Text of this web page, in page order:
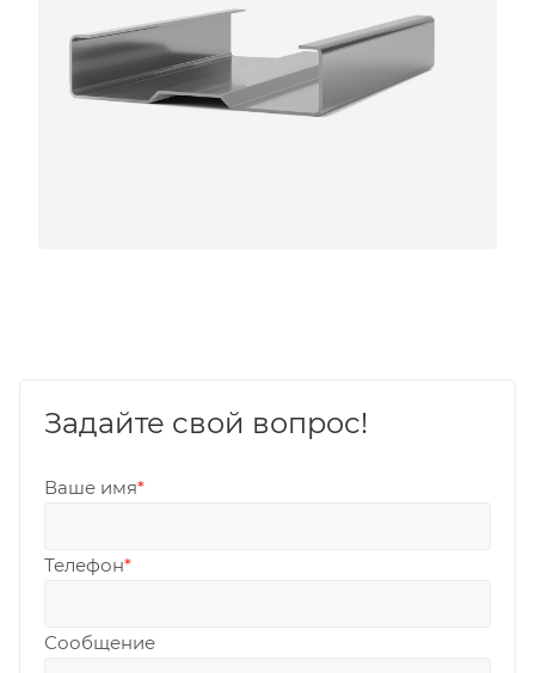
Задайте свой вопрос!
Ваше имя*
Телефон*
Сообщение